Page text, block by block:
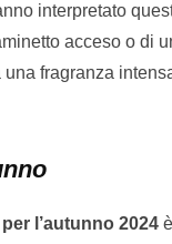
interpretato
acceso o di
fragranza
l’autunno 2024